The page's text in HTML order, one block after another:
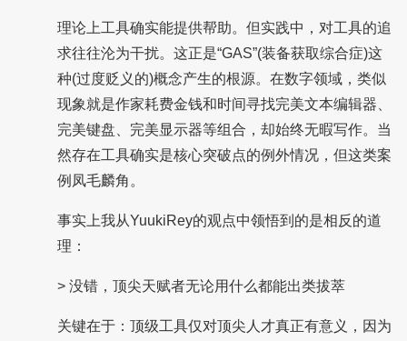
理论上工具确实能提供帮助。但实践中，对工具的追
求往往沦为干扰。这正是“GAS”(装备获取综合症)这
种(过度贬义的)概念产生的根源。在数字领域，类似
现象就是作家耗费金钱和时间寻找完美文本编辑器、
完美键盘、完美显示器等组合，却始终无暇写作。当
然存在工具确实是核心突破点的例外情况，但这类案
例凤毛麟角。
事实上我从YuukiRey的观点中领悟到的是相反的道
理：
> 没错，顶尖天赋者无论用什么都能出类拔萃
关键在于：顶级工具仅对顶尖人才真正有意义，因为